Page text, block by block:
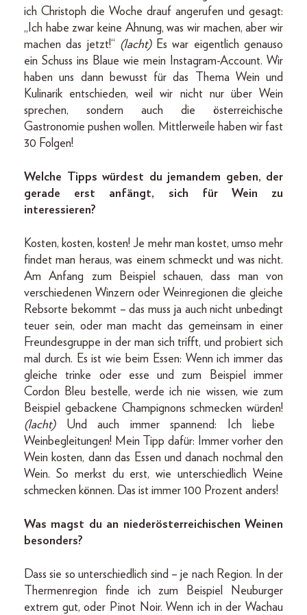
ich Christoph die Woche drauf angerufen und gesagt:
„Ich habe zwar keine Ahnung, was wir machen, aber wir
machen das jetzt!“ (lacht)Es war eigentlich genauso
ein Schuss ins Blaue wie mein Instagram-Account. Wir
haben uns dann bewusst für das Thema Wein und
Kulinarik entschieden, weil wir nicht nur über Wein
sprechen, sondern auch die österreichische
Gastronomie pushen wollen. Mittlerweile haben wir fast
30 Folgen!
Welche Tipps würdest du jemandem geben, der
gerade erst anfängt, sich für Wein zu
interessieren?
Kosten, kosten, kosten! Je mehr man kostet, umso mehr
findet man heraus, was einem schmeckt und was nicht.
Am Anfang zum Beispiel schauen, dass man von
verschiedenen Winzern oder Weinregionen die gleiche
Rebsorte bekommt – das muss ja auch nicht unbedingt
teuer sein, oder man macht das gemeinsam in einer
Freundesgruppe in der man sich trifft, und probiert sich
mal durch. Es ist wie beim Essen: Wenn ich immer das
gleiche trinke oder esse und zum Beispiel immer
Cordon Bleu bestelle, werde ich nie wissen, wie zum
Beispiel gebackene Champignons schmecken würden!
(lacht)Und auch immer spannend: Ich liebe
Weinbegleitungen! Mein Tipp dafür: Immer vorher den
Wein kosten, dann das Essen und danach nochmal den
Wein. So merkst du erst, wie unterschiedlich Weine
schmecken können. Das ist immer 100 Prozent anders!
Was magst du an niederösterreichischen Weinen
besonders?
Dass sie so unterschiedlich sind – je nach Region. In der
Thermenregion finde ich zum Beispiel Neuburger
extrem gut, oder Pinot Noir. Wenn ich in der Wachau